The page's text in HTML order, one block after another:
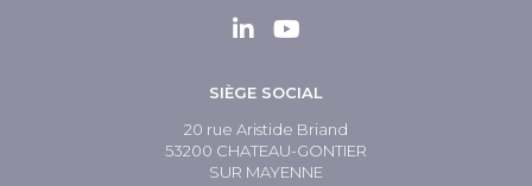
SIÈGE SOCIAL
20 rue Aristide Briand
53200 CHATEAU-GONTIER
SUR MAYENNE